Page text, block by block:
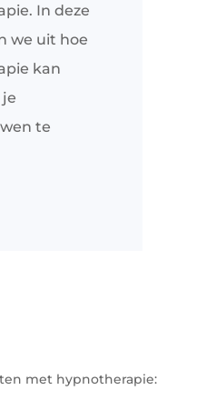
In deze
we uit hoe
kan
te
met hypnotherapie: